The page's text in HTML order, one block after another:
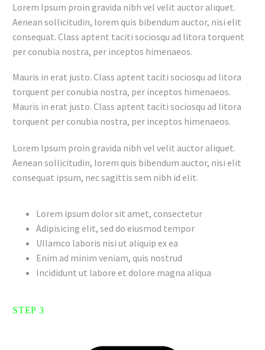
Lorem Ipsum proin gravida nibh vel velit auctor aliquet.
Aenean sollicitudin, lorem quis bibendum auctor, nisi elit
consequat. Class aptent taciti sociosqu ad litora torquent
per conubia nostra, per inceptos himenaeos.
Mauris in erat justo. Class aptent taciti sociosqu ad litora
torquent per conubia nostra, per inceptos himenaeos.
Mauris in erat justo. Class aptent taciti sociosqu ad litora
torquent per conubia nostra, per inceptos himenaeos.
Lorem Ipsum proin gravida nibh vel velit auctor aliquet.
Aenean sollicitudin, lorem quis bibendum auctor, nisi elit
consequat ipsum, nec sagittis sem nibh id elit.
Lorem ipsum dolor sit amet, consectetur
Adipisicing elit, sed do eiusmod tempor
Ullamco laboris nisi ut aliquip ex ea
Enim ad minim veniam, quis nostrud
Incididunt ut labore et dolore magna aliqua
STEP 3